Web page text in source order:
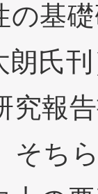
の基
朗氏
究報
そち